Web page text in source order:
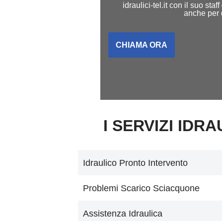
idraulici-tel.it con il suo
anche per
CHIAMA ORA
I SERVIZI
Idraulico Pronto Intervento
Problemi Scarico Sciacquone
Assistenza Idraulica